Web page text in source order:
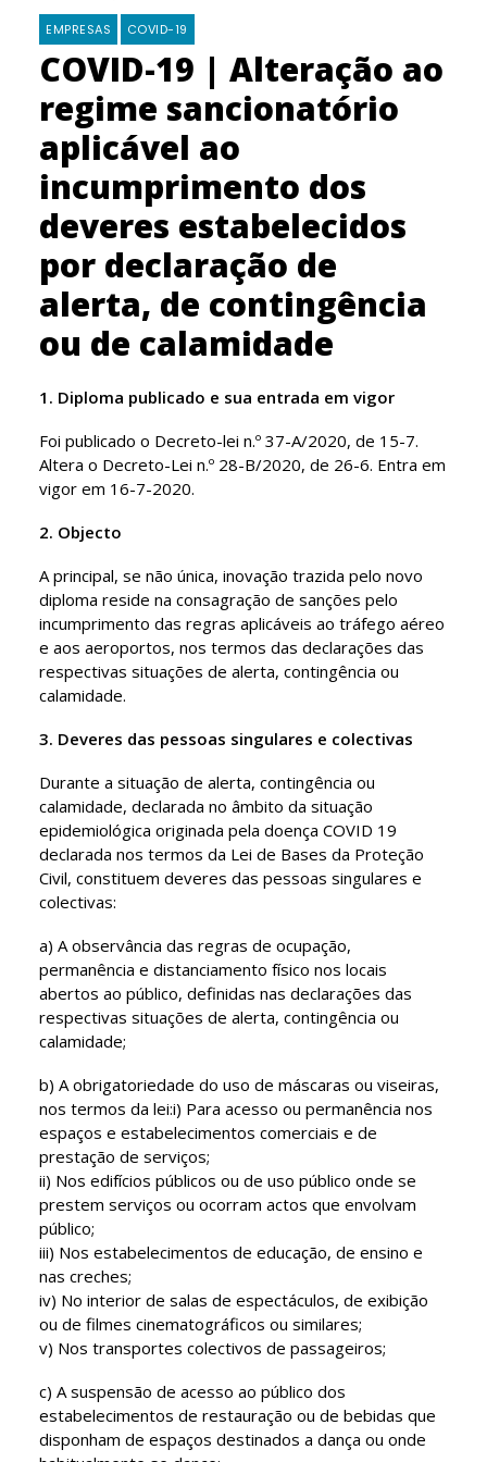
EMPRESAS COVID-19
COVID-19 | Alteração ao
regime sancionatório
aplicável ao
incumprimento dos
deveres estabelecidos
por declaração de
alerta, de contingência
ou de calamidade
1. Diploma publicado e sua entrada em vigor
Foi publicado o Decreto-lei n.º 37-A/2020, de 15-7.
Altera o Decreto-Lei n.º 28-B/2020, de 26-6. Entra em
vigor em 16-7-2020.
2. Objecto
A principal, se não única, inovação trazida pelo novo
diploma reside na consagração de sanções pelo
incumprimento das regras aplicáveis ao tráfego aéreo
e aos aeroportos, nos termos das declarações das
respectivas situações de alerta, contingência ou
calamidade.
3. Deveres das pessoas singulares e colectivas
Durante a situação de alerta, contingência ou
calamidade, declarada no âmbito da situação
epidemiológica originada pela doença COVID 19
declarada nos termos da Lei de Bases da Proteção
Civil, constituem deveres das pessoas singulares e
colectivas:
a) A observância das regras de ocupação,
permanência e distanciamento físico nos locais
abertos ao público, definidas nas declarações das
respectivas situações de alerta, contingência ou
calamidade;
b) A obrigatoriedade do uso de máscaras ou viseiras,
nos termos da lei:i) Para acesso ou permanência nos
espaços e estabelecimentos comerciais e de
prestação de serviços;
ii) Nos edifícios públicos ou de uso público onde se
prestem serviços ou ocorram actos que envolvam
público;
iii) Nos estabelecimentos de educação, de ensino e
nas creches;
iv) No interior de salas de espectáculos, de exibição
ou de filmes cinematográficos ou similares;
v) Nos transportes colectivos de passageiros;
c) A suspensão de acesso ao público dos
estabelecimentos de restauração ou de bebidas que
disponham de espaços destinados a dança ou onde